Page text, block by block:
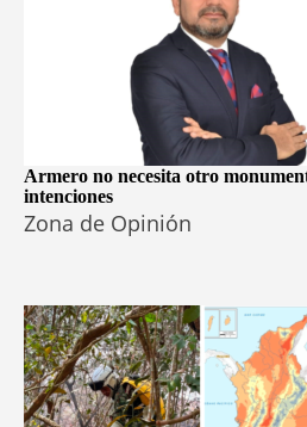
Armero no necesita otro
intenciones
Zona de Opinión